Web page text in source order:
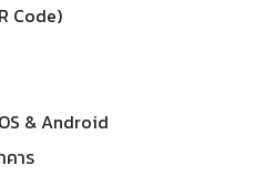
Code)
& Android
คาร